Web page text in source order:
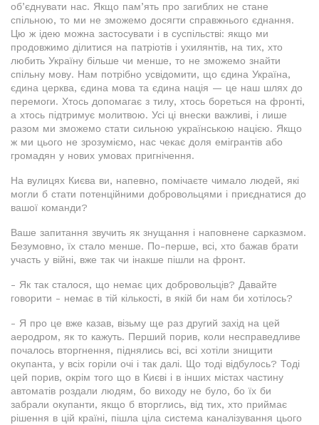
об’єднувати нас. Якщо пам’ять про загиблих не стане
спільною, то ми не зможемо досягти справжнього єднання.
Цю ж ідею можна застосувати і в суспільстві: якщо ми
продовжимо ділитися на патріотів і ухилянтів, на тих, хто
любить Україну більше чи менше, то не зможемо знайти
спільну мову. Нам потрібно усвідомити, що єдина Україна,
єдина церква, єдина мова та єдина нація — це наш шлях до
перемоги. Хтось допомагає з тилу, хтось бореться на фронті,
а хтось підтримує молитвою. Усі ці внески важливі, і лише
разом ми зможемо стати сильною українською нацією. Якщо
ж ми цього не зрозуміємо, нас чекає доля емігрантів або
громадян у нових умовах пригнічення.
На вулицях Києва ви, напевно, помічаєте чимало людей, які
могли б стати потенційними добровольцями і приєднатися до
вашої команди?
Ваше запитання звучить як знущання і наповнене сарказмом.
Безумовно, їх стало менше. По-перше, всі, хто бажав брати
участь у війні, вже так чи інакше пішли на фронт.
- Як так сталося, що немає цих добровольців? Давайте
говорити - немає в тій кількості, в якій би нам би хотілось?
- Я про це вже казав, візьму ще раз другий захід на цей
аеродром, як то кажуть. Перший порив, коли несправедливе
почалось вторгнення, піднялись всі, всі хотіли знищити
окупанта, у всіх горіли очі і так далі. Що тоді відбулось? Тоді
цей порив, окрім того що в Києві і в інших містах частину
автоматів роздали людям, бо виходу не було, бо їх би
забрали окупанти, якщо б вторглись, від тих, хто приймає
рішення в цій країні, пішла ціла система каналізування цього